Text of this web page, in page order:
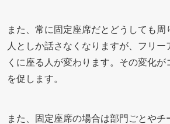
また、常に固定座席だとどうしても周
人としか話さなくなりますが、フリー
くに座る人が変わります。その変化が
を促します。
また、固定座席の場合は部門ごとやチ